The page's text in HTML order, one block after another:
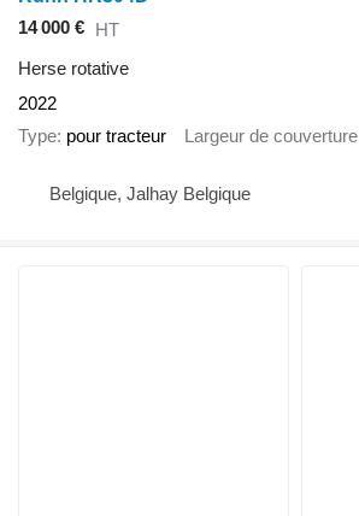
14 000 € HT
Herse rotative
2022
Type pour tracteur Largeur de couverture
Belgique, Jalhay Belgique